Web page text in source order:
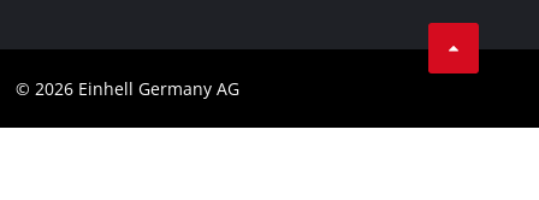
Impressum
© 2026 Einhell Germany AG